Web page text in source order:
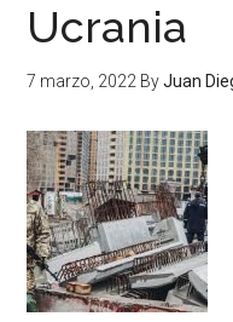
Ucrania
7 marzo, 2022 ByJuan